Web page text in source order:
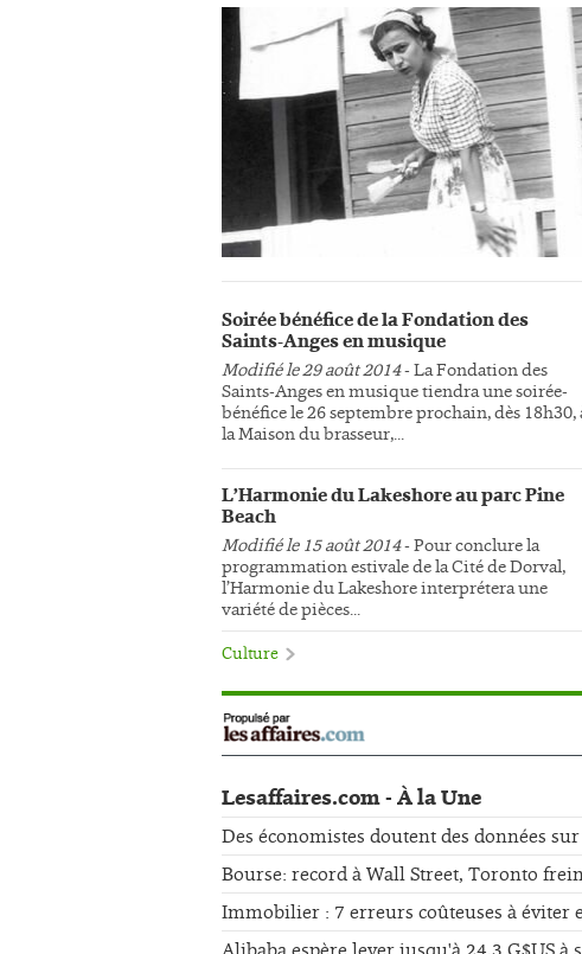
Soirée bénéfice de la Fondation des
Saints-Anges en musique
Modifié le 29 août 2014- La Fondation des
Saints-Anges en musique tiendra une soirée-
bénéfice le 26 septembre prochain, dès 18h30,
la Maison du brasseur,...
L’Harmonie du Lakeshore au parc Pine
Beach
Modifié le 15 août 2014- Pour conclure la
programmation estivale de la Cité de Dorval,
l’Harmonie du Lakeshore interprétera une
variété de pièces...
Culture
Lesaffaires.com - À la Une
Des économistes doutent des données
Bourse: record à Wall Street, Toronto
Immobilier : 7 erreurs coûteuses à